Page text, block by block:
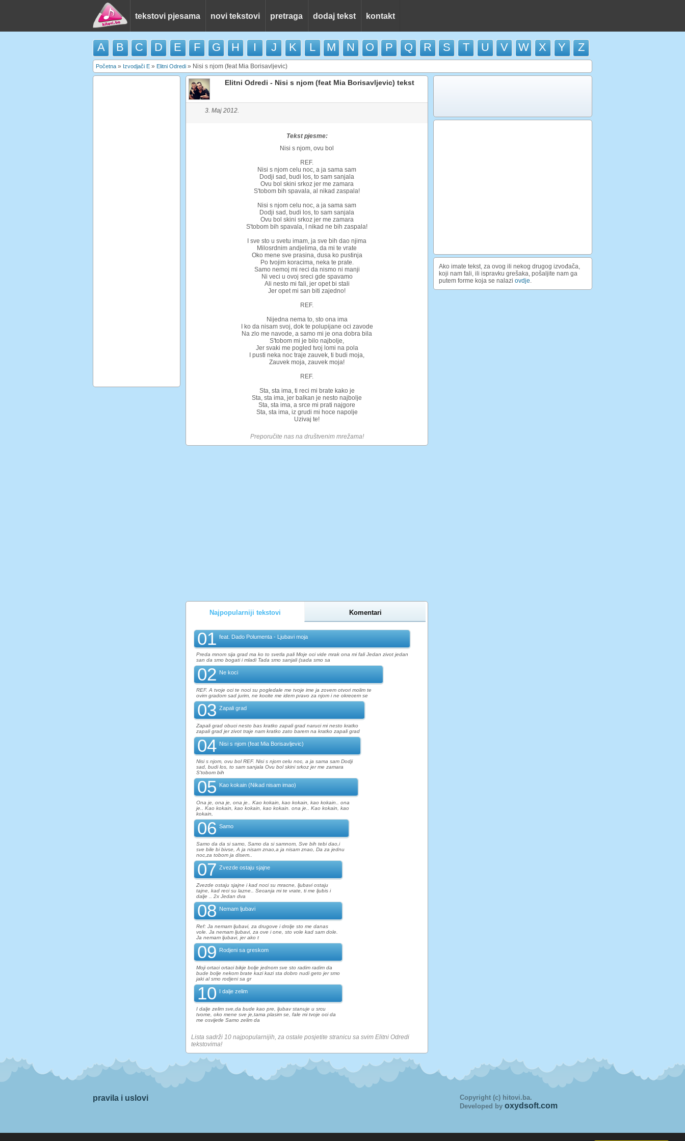
tekstovi pjesama novi tekstovi pretraga dodaj tekst kontakt
A B C D E F G H I J K L M N O P Q R S T U V W X Y Z
Početna » Izvodjači E » Elitni Odredi » Nisi s njom (feat Mia Borisavljevic)
Elitni Odredi - Nisi s njom (feat Mia Borisavljevic) tekst
3. Maj 2012.
Tekst pjesme:
Nisi s njom, ovu bol
REF.
Nisi s njom celu noc, a ja sama sam
Dodji sad, budi los, to sam sanjala
Ovu bol skini srkoz jer me zamara
S'tobom bih spavala, al nikad zaspala!
Nisi s njom celu noc, a ja sama sam
Dodji sad, budi los, to sam sanjala
Ovu bol skini srkoz jer me zamara
S'tobom bih spavala, I nikad ne bih zaspala!
I sve sto u svetu imam, ja sve bih dao njima
Milosrdnim andjelima, da mi te vrate
Oko mene sve prasina, dusa ko pustinja
Po tvojim koracima, neka te prate.
Samo nemoj mi reci da nismo ni manji
Ni veci u ovoj sreci gde spavamo
Ali nesto mi fali, jer opet bi stali
Jer opet mi san biti zajedno!
REF.
Nijedna nema to, sto ona ima
I ko da nisam svoj, dok te polupijane oci zavode
Na zlo me navode, a samo mi je ona dobra bila
S'tobom mi je bilo najbolje,
Jer svaki me pogled tvoj lomi na pola
I pusti neka noc traje zauvek, ti budi moja,
Zauvek moja, zauvek moja!
REF.
Sta, sta ima, ti reci mi brate kako je
Sta, sta ima, jer balkan je nesto najbolje
Sta, sta ima, a srce mi prati najgore
Sta, sta ima, iz grudi mi hoce napolje
Uzivaj te!
Preporučite nas na društvenim mrežama!
Najpopularniji tekstovi Komentari
01 feat. Dado Polumenta - Ljubavi moja
Preda mnom sija grad ma ko to svetla pali Moje oci vide mrak ona mi fali Jedan zivot jedan
san da smo bogati i mladi Tada smo sanjali (sada smo sa
02 Ne koci
REF. A tvoje oci te noci su pogledale me tvoje ime ja zovem otvori molim te
ovim gradom sad jurim, ne kocite me idem pravo za njom i ne okrecem se
03 Zapali grad
Zapali grad obuci nesto bas kratko zapali grad naruci mi nesto kratko
zapali grad jer zivot traje nam kratko zato barem na kratko zapali grad
04 Nisi s njom (feat Mia Borisavljevic)
Nisi s njom, ovu bol REF. Nisi s njom celu noc, a ja sama sam Dodji
sad, budi los, to sam sanjala Ovu bol skini srkoz jer me zamara
S'tobom bih
05 Kao kokain (Nikad nisam imao)
Ona je, ona je, ona je.. Kao kokain, kao kokain, kao kokain.. ona
je.. Kao kokain, kao kokain, kao kokain. ona je.. Kao kokain, kao
kokain,
06 Samo
Samo da da si samo, Samo da si samnom, Sve bih tebi dao,i
sve bile bi bivse, A ja nisam znao,a ja nisam znao, Da za jednu
noc,za tobom ja disem..
07 Zvezde ostaju sjajne
Zvezde ostaju sjajne i kad noci su mracne, ljubavi ostaju
tajne, kad reci su lazne.. Secanja mi te vrate, ti me ljubis i
dalje .. 2x Jedan dva
08 Nemam ljubavi
Ref: Ja nemam ljubavi, za drugove i drolje sto me danas
vole. Ja nemam ljubavi, za ove i one, sto vole kad sam dole.
Ja nemam ljubavi, jer ako t
09 Rodjeni sa greskom
Moji ortaci ortaci bikje bolje jednom sve sto radim radim da
bude bolje nekom brate kazi kazi sta dobro nudi geto jer smo
jaki al smo rodjeni sa gr
10 I dalje zelim
I dalje zelim sve,da bude kao pre, ljubav stanuje u srcu
tvome, oko mene sve je,tama plasim se, fale mi tvoje oci da
me osvijetle Samo zelim da
Lista sadrži 10 najpopularnijih, za ostale posjetite stranicu sa svim Elitni Odredi
tekstovima!
Ako imate tekst, za ovog ili nekog drugog izvođača,
koji nam fali, ili ispravku grešaka, pošaljite nam ga
putem forme koja se nalazi ovdje.
pravila i uslovi
Copyright (c) hitovi.ba.
Developed by oxydsoft.com